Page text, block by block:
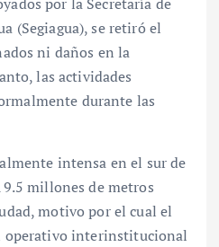
por la Secretaría de
(Segiagua), se retiró el
ni daños en la
las actividades
durante las
intensa en el sur de
millones de metros
motivo por el cual el
operativo interinstitucional